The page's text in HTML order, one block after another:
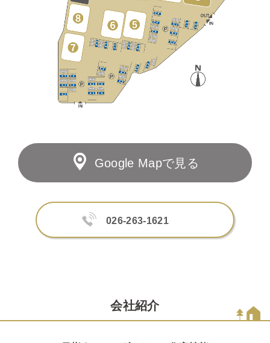
Google Mapで見る
026-263-1621
会社紹介